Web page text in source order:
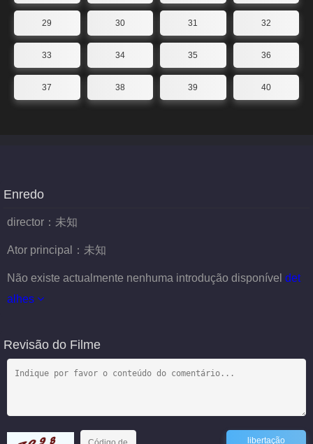
29 30 31 32
33 34 35 36
37 38 39 40
Enredo
director： 未知
Ator principal： 未知
Não existe actualmente nenhuma introdução disponível det
alhes
Revisão do Filme